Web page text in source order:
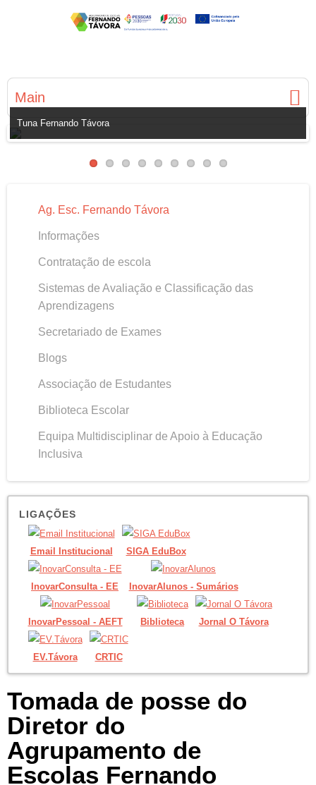
Main
Tuna Fernando Távora
Ag. Esc. Fernando Távora
Informações
Contratação de escola
Sistemas de Avaliação e Classificação das
Aprendizagens
Secretariado de Exames
Blogs
Associação de Estudantes
Biblioteca Escolar
Equipa Multidisciplinar de Apoio à Educação
Inclusiva
LIGAÇÕES
Email Institucional SIGA EduBox
InovarConsulta - EE InovarAlunos - Sumários
InovarPessoal - AEFT Biblioteca Jornal O Távora
EV.Távora CRTIC
Tomada de posse do
Diretor do
Agrupamento de
Escolas Fernando